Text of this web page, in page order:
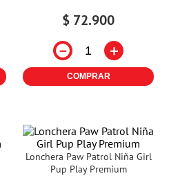
$ 72.900
－ ＋
COMPRAR
Lonchera Paw Patrol Niña Girl
Pup Play Premium